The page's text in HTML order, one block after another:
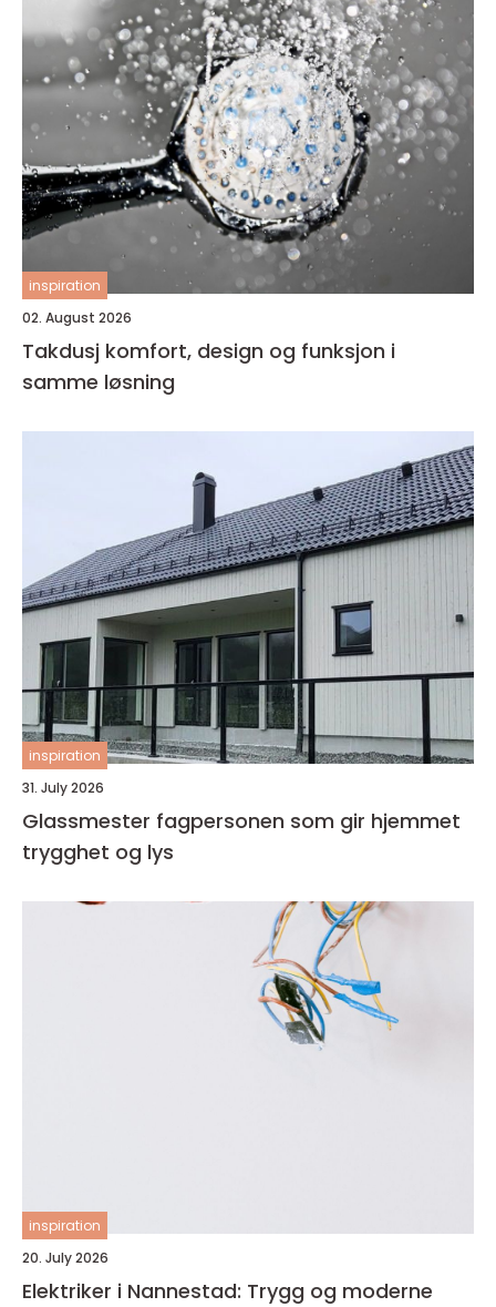
inspiration
02. August 2026
Takdusj komfort, design og funksjon i
samme løsning
inspiration
31. July 2026
Glassmester fagpersonen som gir hjemmet
trygghet og lys
inspiration
20. July 2026
Elektriker i Nannestad: Trygg og moderne